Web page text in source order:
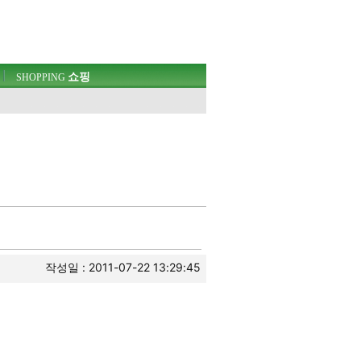
SHOPPING 쇼핑
작성일 : 2011-07-22 13:29:45